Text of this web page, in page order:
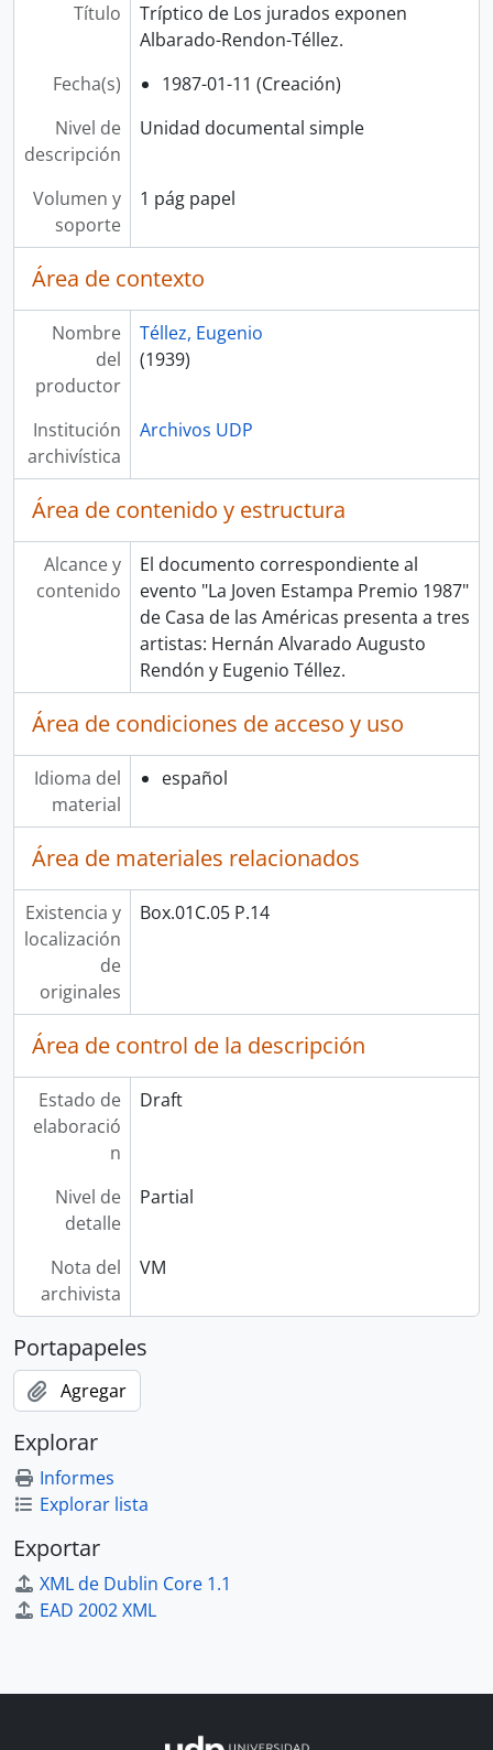
Título
Tríptico de Los jurados exponen
Albarado-Rendon-Téllez.
Fecha(s)
1987-01-11 (Creación)
Nivel de
descripción
Unidad documental simple
Volumen y
soporte
1 pág papel
Área de contexto
Nombre
del
productor
Téllez, Eugenio
(1939)
Institución
archivística
Archivos UDP
Área de contenido y estructura
Alcance y
contenido
El documento correspondiente al
evento "La Joven Estampa Premio 1987"
de Casa de las Américas presenta a tres
artistas: Hernán Alvarado Augusto
Rendón y Eugenio Téllez.
Área de condiciones de acceso y uso
Idioma del
material
español
Área de materiales relacionados
Existencia y
localización
de
originales
Box.01C.05 P.14
Área de control de la descripción
Estado de
elaboració
n
Draft
Nivel de
detalle
Partial
Nota del
archivista
VM
Portapapeles
Agregar
Explorar
Informes
Explorar lista
Exportar
XML de Dublin Core 1.1
EAD 2002 XML